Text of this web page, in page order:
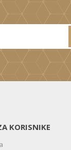
KORISNIKE